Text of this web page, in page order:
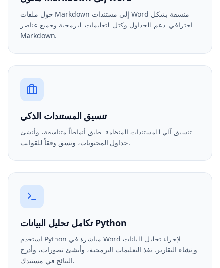
حول ملفات Markdown إلى مستندات Word منسقة بشكل
احترافي. دعم للجداول وكتل التعليمات البرمجية وجميع عناصر
Markdown.
تنسيق المستندات الذكي
تنسيق آلي للمستندات المنظمة. طبق أنماطاً متناسقة، وأنشئ
جداول المحتويات، ونسق وفقاً للقوالب.
تكامل تحليل البيانات Python
استخدم Python مباشرة في Word لإجراء تحليل البيانات
وإنشاء التقارير. نفذ التعليمات البرمجية، وأنشئ تصورات، وأدرج
النتائج في مستندك.